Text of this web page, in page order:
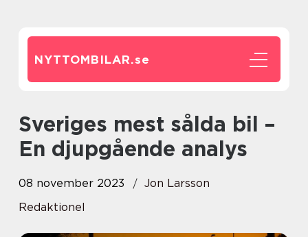
NYTTOMBILAR.se
Sveriges mest sålda bil –
En djupgående analys
08 november 2023
Jon Larsson
Redaktionel